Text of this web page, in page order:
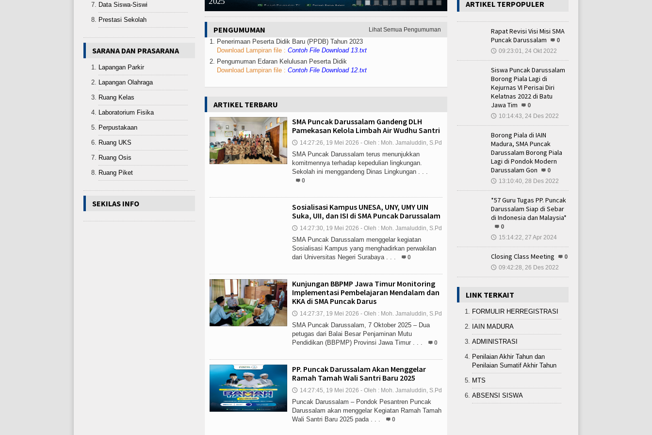
Lihat Semua Pengumuman
PENGUMUMAN
1. Penerimaan Peserta Didik Baru (PPDB) Tahun 2023
Download Lampiran file : Contoh File Download 13.txt
2. Pengumuman Edaran Kelulusan Peserta Didik
Download Lampiran file : Contoh File Download 12.txt
ARTIKEL TERBARU
SMA Puncak Darussalam Gandeng DLH
Pamekasan Kelola Limbah Air Wudhu Santri
🕔 14:27:26, 19 Mei 2026 - Oleh : Moh. Jamaluddin, S.Pd
SMA Puncak Darussalam terus menunjukkan
komitmennya terhadap kepedulian lingkungan.
Sekolah ini menggandeng Dinas Lingkungan . . .
0
Sosialisasi Kampus UNESA, UNY, UMY UIN
Suka, UII, dan ISI di SMA Puncak Darussalam
🕔 14:27:30, 19 Mei 2026 - Oleh : Moh. Jamaluddin, S.Pd
SMA Puncak Darussalam menggelar kegiatan
Sosialisasi Kampus yang menghadirkan perwakilan
dari Universitas Negeri Surabaya . . .
0
Kunjungan BBPMP Jawa Timur Monitoring
Implementasi Pembelajaran Mendalam dan
KKA di SMA Puncak Darus
🕔 14:27:37, 19 Mei 2026 - Oleh : Moh. Jamaluddin, S.Pd
SMA Puncak Darussalam, 7 Oktober 2025 – Dua
petugas dari Balai Besar Penjaminan Mutu
Pendidikan (BBPMP) Provinsi Jawa Timur . . .
0
PP. Puncak Darussalam Akan Menggelar
Ramah Tamah Wali Santri Baru 2025
🕔 14:27:45, 19 Mei 2026 - Oleh : Moh. Jamaluddin, S.Pd
Puncak Darussalam – Pondok Pesantren Puncak
Darussalam akan menggelar Kegiatan Ramah Tamah
Wali Santri Baru 2025 pada . . .
0
Data Siswa-Siswi
Prestasi Sekolah
SARANA DAN PRASARANA
Lapangan Parkir
Lapangan Olahraga
Ruang Kelas
Laboratorium Fisika
Perpustakaan
Ruang UKS
Ruang Osis
Ruang Piket
SEKILAS INFO
ARTIKEL TERPOPULER
Rapat Revisi Visi Misi SMA
Puncak Darussalam
0
🕔 09:23:01, 24 Okt 2022
Siswa Puncak Darussalam
Borong Piala Lagi di
Kejurnas VI Perisai Diri
Kelatnas 2022 di Batu
Jawa Tim
0
🕔 10:14:43, 24 Des 2022
Borong Piala di IAIN
Madura, SMA Puncak
Darussalam Borong Piala
Lagi di Pondok Modern
Darussalam Gon
0
🕔 13:10:40, 28 Des 2022
*57 Guru Tugas PP. Puncak
Darussalam Siap di Sebar
di Indonesia dan Malaysia*
0
🕔 15:14:22, 27 Apr 2024
Closing Class Meeting 0
🕔 09:42:28, 26 Des 2022
LINK TERKAIT
FORMULIR HERREGISTRASI
IAIN MADURA
ADMINISTRASI
Penilaian Akhir Tahun dan
Penilaian Sumatif Akhir Tahun
MTS
ABSENSI SISWA